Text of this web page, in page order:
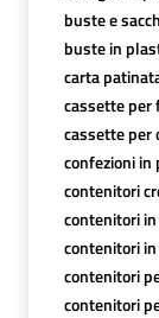
buste e
buste in
carta
cassette per
cassette per
confezioni
contenitori
contenitori
contenitori
contenitori
contenitori